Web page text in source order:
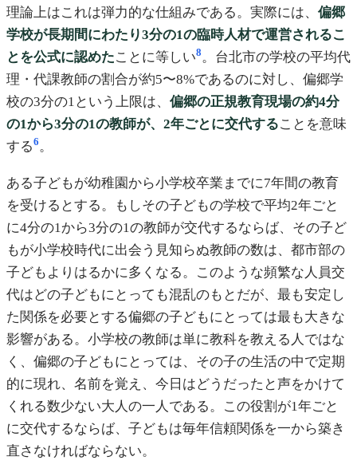
理論上はこれは弾力的な仕組みである。実際には、 偏郷
学校が長期間にわたり3分の1の臨時人材で運営されるこ
とを公式に認めたことに等しい8。台北市の学校の平均代
理・代課教師の割合が約5〜8%であるのに対し、偏郷学
校の3分の1という上限は、 偏郷の正規教育現場の約4分
の1から3分の1の教師が、2年ごとに交代することを意味
する6。
ある子どもが幼稚園から小学校卒業までに7年間の教育
を受けるとする。もしその子どもの学校で平均2年ごと
に4分の1から3分の1の教師が交代するならば、その子ど
もが小学校時代に出会う見知らぬ教師の数は、都市部の
子どもよりはるかに多くなる。このような頻繁な人員交
代はどの子どもにとっても混乱のもとだが、最も安定し
た関係を必要とする偏郷の子どもにとっては最も大きな
影響がある。小学校の教師は単に教科を教える人ではな
く、偏郷の子どもにとっては、その子の生活の中で定期
的に現れ、名前を覚え、今日はどうだったと声をかけて
くれる数少ない大人の一人である。この役割が1年ごと
に交代するならば、子どもは毎年信頼関係を一から築き
直さなければならない。